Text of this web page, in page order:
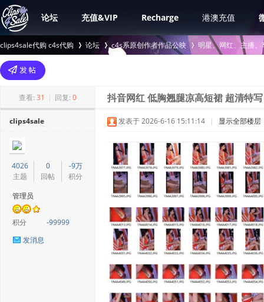
论坛 充值&VIP Recharge 港澳充值
clips4sale代购 c4s代购
>
论坛 c4s系原创作者作品公映
›
明星、网红、主播
查看: 31 | 回复: 0 抖音网红 低胸翘腿凉高短裙 超清特
clips4sale
4026
主题
0
回帖
-9万
积分
管理员
积分
-99999
发消息
发表于 2026-6-16 15:11:14 | 显示全部楼层